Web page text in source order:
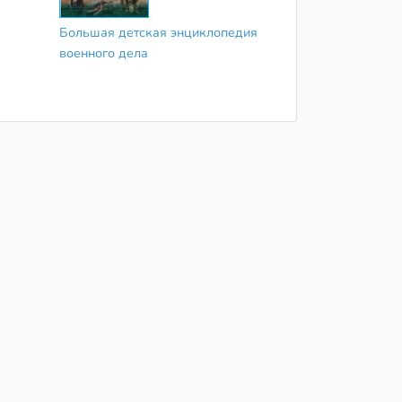
Большая детская энциклопедия
военного дела